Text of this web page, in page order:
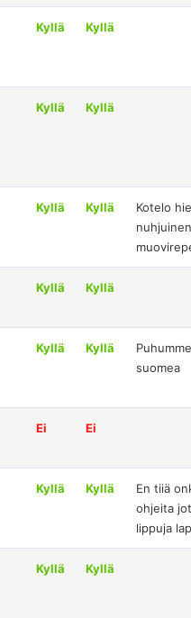
Kyllä Kyllä
Kyllä Kyllä
Kyllä Kyllä
Kotelo
Kyllä Kyllä
Kyllä Kyllä
suomea
Ei Ei
Kyllä Kyllä
En tiiä
ohjeita
lippuja
Kyllä Kyllä